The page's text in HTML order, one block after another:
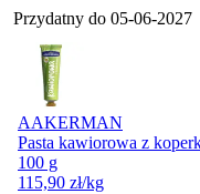
Przydatny do 05-06-2027
AAKERMAN
Pasta kawiorowa z
100 g
115,90 zł/kg